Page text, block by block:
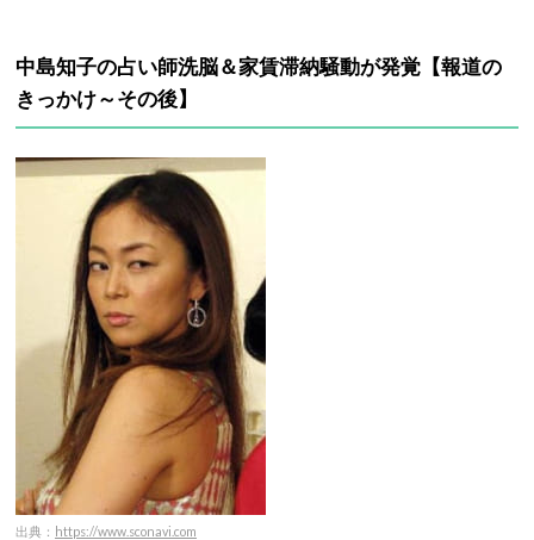
中島知子の占い師洗脳＆家賃滞納騒動が発覚【報道の
きっかけ～その後】
出典： https://www.sconavi.com